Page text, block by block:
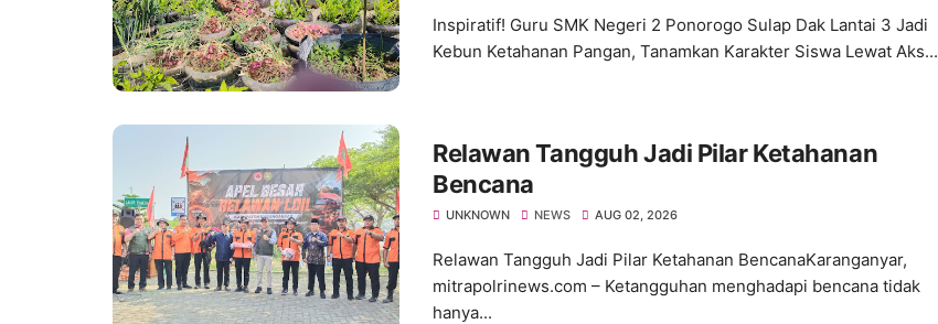
Inspiratif! Guru SMK Negeri 2 Ponorogo Sulap Dak Lantai 3 Jadi
Kebun Ketahanan Pangan, Tanamkan Karakter Siswa Lewat Aks...
Relawan Tangguh Jadi Pilar Ketahanan
Bencana
UNKNOWN NEWS AUG 02, 2026
Relawan Tangguh Jadi Pilar Ketahanan BencanaKaranganyar,
mitrapolrinews.com – Ketangguhan menghadapi bencana tidak
hanya...